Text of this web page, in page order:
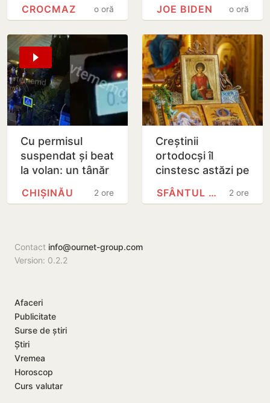
Crocmaz, raionul
o oră
CROCMAZ
dezvăluie fiul său
o oră
JOE BIDEN
Cu permisul
suspendat și beat
la volan: un tânăr
de 22 de ani,
reținut după un2 ore
CHIȘINĂU
Creștinii
ortodocși îl
cinstesc astăzi pe
Sfântul Mare
Mucenic
2 ore
SFÂNTUL PANTELIMON
Contact info@ournet-group.com
Version: 0.2.2
Afaceri
Publicitate
Surse de știri
Știri
Vremea
Horoscop
Curs valutar